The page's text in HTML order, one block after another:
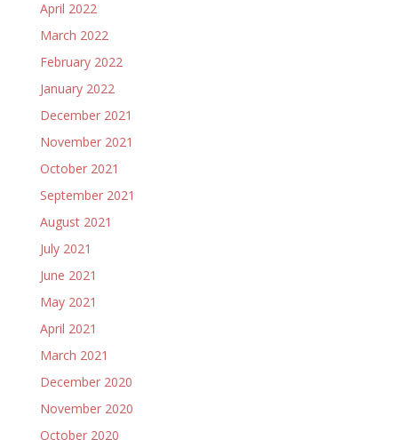
April 2022
March 2022
February 2022
January 2022
December 2021
November 2021
October 2021
September 2021
August 2021
July 2021
June 2021
May 2021
April 2021
March 2021
December 2020
November 2020
October 2020